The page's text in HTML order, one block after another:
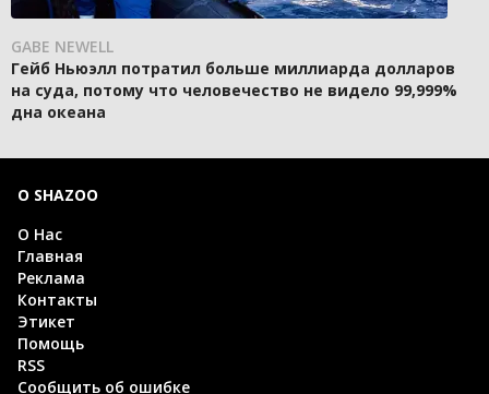
GABE NEWELL
Гейб Ньюэлл потратил больше миллиарда долларов
на суда, потому что человечество не видело 99,999%
дна океана
О SHAZOO
О Нас
Главная
Реклама
Контакты
Этикет
Помощь
RSS
Сообщить об ошибке